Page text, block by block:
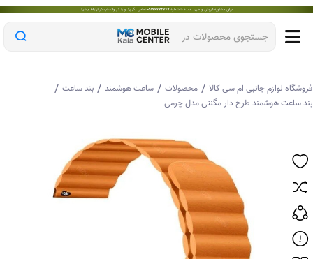
جستجوی محصولات در
لوازم جانبی ام سی کالا / محصولات / ساعت هوشمند / بند ساعت /
ساعت هوشمند طرح دار مگنتی مدل چرمی